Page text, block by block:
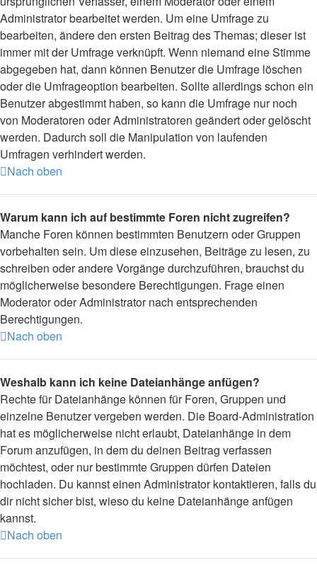
Administrator bearbeitet werden. Um eine Umfrage zu
bearbeiten, ändere den ersten Beitrag des Themas; dieser ist
immer mit der Umfrage verknüpft. Wenn niemand eine Stimme
abgegeben hat, dann können Benutzer die Umfrage löschen
oder die Umfrageoption bearbeiten. Sollte allerdings schon ein
Benutzer abgestimmt haben, so kann die Umfrage nur noch
von Moderatoren oder Administratoren geändert oder gelöscht
werden. Dadurch soll die Manipulation von laufenden
Umfragen verhindert werden.
Nach oben
Warum kann ich auf bestimmte Foren nicht zugreifen?
Manche Foren können bestimmten Benutzern oder Gruppen
vorbehalten sein. Um diese einzusehen, Beiträge zu lesen, zu
schreiben oder andere Vorgänge durchzuführen, brauchst du
möglicherweise besondere Berechtigungen. Frage einen
Moderator oder Administrator nach entsprechenden
Berechtigungen.
Nach oben
Weshalb kann ich keine Dateianhänge anfügen?
Rechte für Dateianhänge können für Foren, Gruppen und
einzelne Benutzer vergeben werden. Die Board-Administration
hat es möglicherweise nicht erlaubt, Dateianhänge in dem
Forum anzufügen, in dem du deinen Beitrag verfassen
möchtest, oder nur bestimmte Gruppen dürfen Dateien
hochladen. Du kannst einen Administrator kontaktieren, falls du
dir nicht sicher bist, wieso du keine Dateianhänge anfügen
kannst.
Nach oben